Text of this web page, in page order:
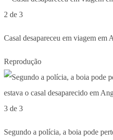
2 de 3
Casal desapareceu em viagem em
Reprodução
3 de 3
Segundo a polícia, a boia pode